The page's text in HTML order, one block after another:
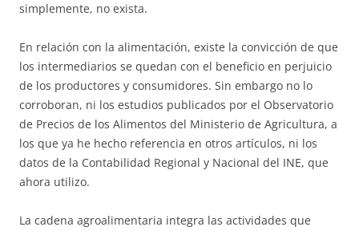
simplemente, no exista.
En relación con la alimentación, existe la convicción de que
los intermediarios se quedan con el beneficio en perjuicio
de los productores y consumidores. Sin embargo no lo
corroboran, ni los estudios publicados por el Observatorio
de Precios de los Alimentos del Ministerio de Agricultura, a
los que ya he hecho referencia en otros artículos, ni los
datos de la Contabilidad Regional y Nacional del INE, que
ahora utilizo.
La cadena agroalimentaria integra las actividades que